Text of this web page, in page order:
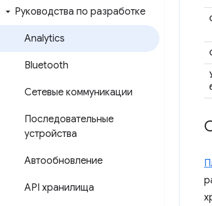
Руководства по разработке
Analytics
Bluetooth
Сетевые коммуникации
Последовательные
устройства
Автообновление
API хранилища